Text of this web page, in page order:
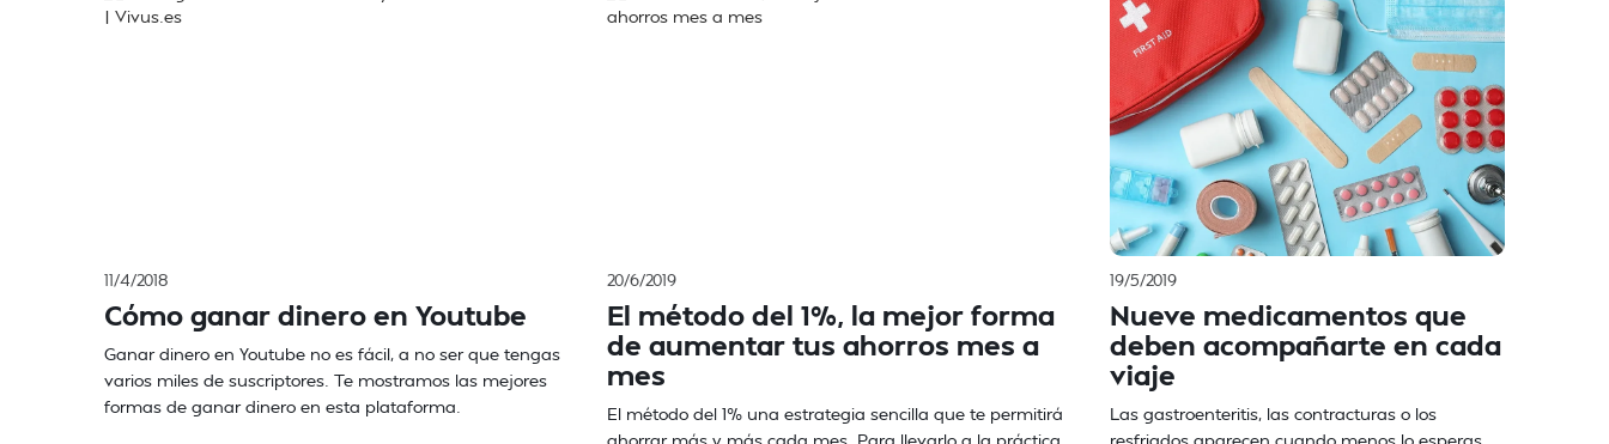
11/4/2018
Cómo ganar dinero en Youtube
Ganar dinero en Youtube no es fácil, a no ser que tengas
varios miles de suscriptores. Te mostramos las mejores
formas de ganar dinero en esta plataforma.
20/6/2019
El método del 1%, la mejor forma
de aumentar tus ahorros mes a
mes
El método del 1% una estrategia sencilla que te permitirá
ahorrar más y más cada mes. Para llevarlo a la práctica
19/5/2019
Nueve medicamentos que
deben acompañarte en cada
viaje
Las gastroenteritis, las contracturas o los
resfriados aparecen cuando menos lo esperas.